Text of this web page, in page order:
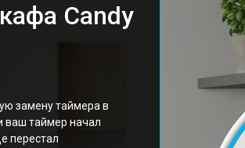
Candy
замену таймера в
ваш таймер начал
перестал